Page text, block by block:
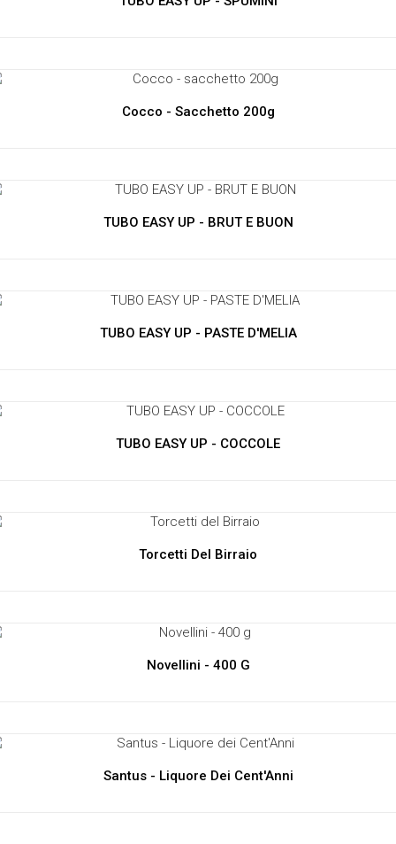
Cocco - Sacchetto 200g
TUBO EASY UP - BRUT E BUON
TUBO EASY UP - PASTE D'MELIA
TUBO EASY UP - COCCOLE
Torcetti Del Birraio
Novellini - 400 G
Santus - Liquore Dei Cent'Anni